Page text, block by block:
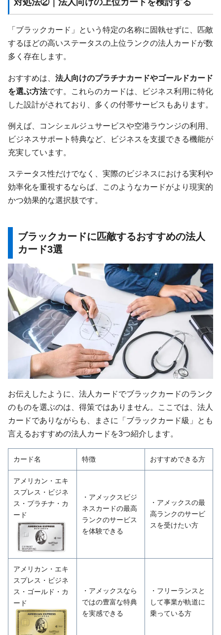
「ブラックカード」という特定の名称に固執せずに、匹敵
するほどの高いステータスの上位ランクの法人カードが数
多く存在します。
おすすめは、 法人向けのプラチナカードやゴールドカード
を選ぶ方法です。これらのカードは、ビジネス利用に特化
した設計がされており、多くの付帯サービスもあります。
例えば、コンシェルジュサービスや空港ラウンジの利用、
ビジネスサポート特典など、ビジネスを支援できる機能が
充実しています。
ステータス性だけでなく、実際のビジネスにおける実利や
効率化を重視するならば、このようなカードがより現実的
かつ効果的な選択肢です。
ブラックカードに匹敵するおすすめの法人
カード3選
お伝えしたように、法人カードでブラックカードのランク
のものを選ぶのは、得策ではありません。ここでは、法人
カードでありながらも、まさに「ブラックカード級」とも
言えるおすすめの法人カードを3つ紹介します。
カード名 特徴 おすすめできる方
アメリカン・エキ
スプレス・ビジネ
ス・プラチナ・カ
ード
・アメックスビジ
ネスカードの最高
ランクのサービス
を体験できる
・アメックスの最
高ランクのサービ
スを受けたい方
アメリカン・エキ
スプレス・ビジネ
ス・ゴールド・カ
ード
・アメックスなら
ではの豊富な特典
を実感できる
・フリーランスと
して事業が軌道に
乗っている方